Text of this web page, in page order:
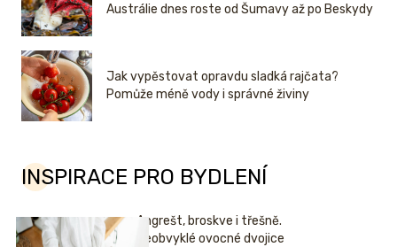
Austrálie dnes roste od Šumavy až po Beskydy
Jak vypěstovat opravdu sladká rajčata?
Pomůže méně vody i správné živiny
INSPIRACE PRO BYDLENÍ
Angrešt, broskve i třešně.
Neobvyklé ovocné dvojice